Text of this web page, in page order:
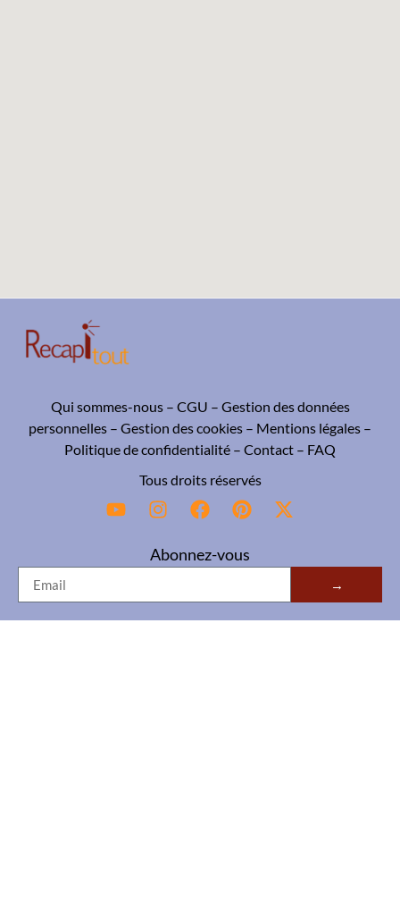
Qui sommes-nous– CGU – Gestion des données
personnelles – Gestion des cookies – Mentions légales –
Politique de confidentialité – Contact – FAQ
Tous droits réservés
Abonnez-vous
→